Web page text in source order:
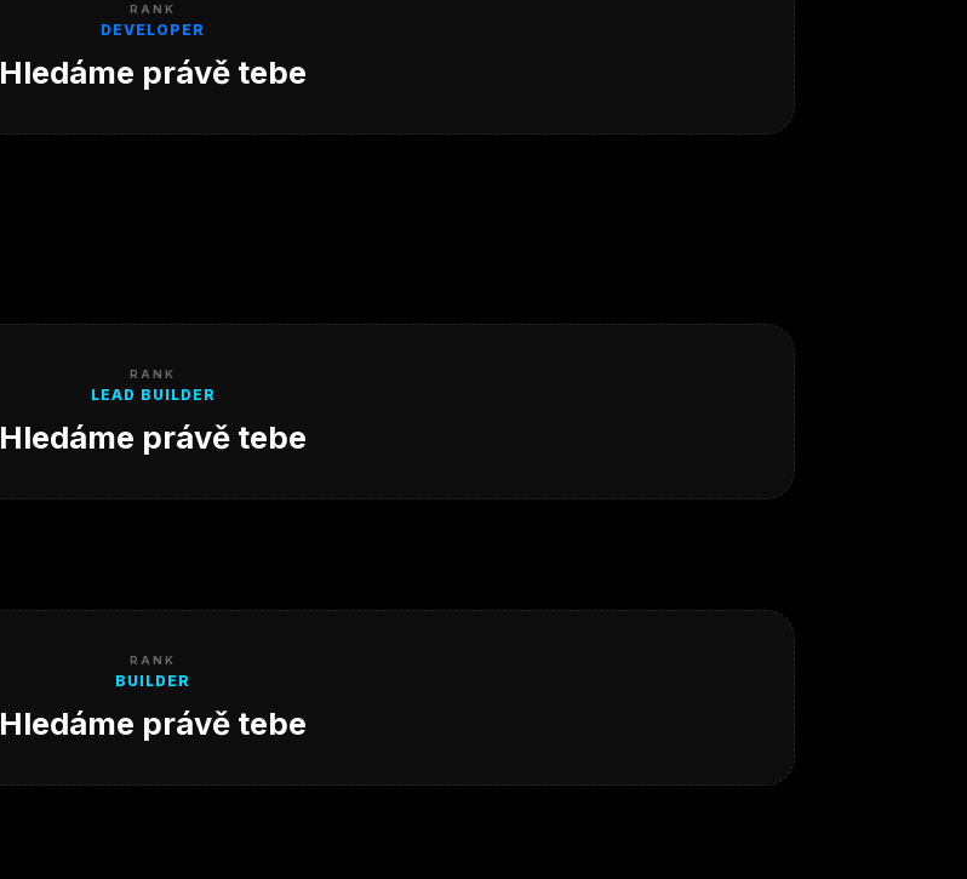
RANK
DEVELOPER
Hledáme právě tebe
RANK
LEAD BUILDER
Hledáme právě tebe
RANK
BUILDER
Hledáme právě tebe